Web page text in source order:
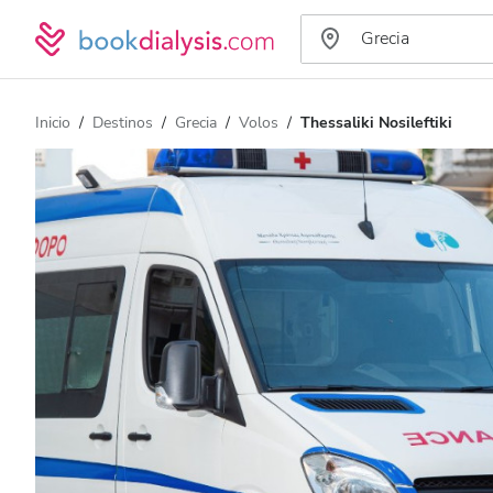
Inicio Destinos Grecia Volos Thessaliki Nosileftiki